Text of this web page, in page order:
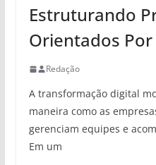
Estruturando
Orientados
Redação
A transformação digital
maneira como as
gerenciam equipes e
Em um